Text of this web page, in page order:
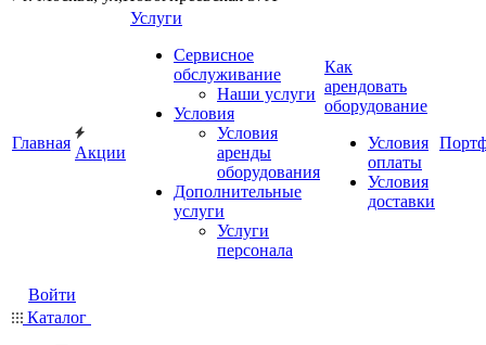
Главная
Акции
Услуги
Сервисное
обслуживание
Наши услуги
Условия
Условия
аренды
оборудования
Дополнительные
услуги
Услуги
персонала
Как
арендовать
оборудование
Условия
оплаты
Условия
доставки
Войти
Каталог